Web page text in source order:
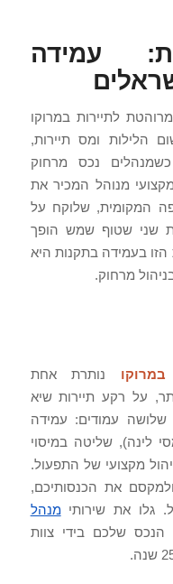
עמידה
לתיירות במרוקו
הלילות ומס תיירות,
נכס מרחוק
מנוהל המכיר את
המקומית, שלוקח על
שני שטוף שמש הופך
בעמידה בתקנות היא
מרחוק.
נותרת אחת
על רקע תיירות שיא
עמודים: עמידה
רישיונות, מסי לינה), שליטה במיסוי
וניהול מקצועי של התפעול.
את הכנסותיכם,
גלו את שירותימנהל
שלכם בידי צוות